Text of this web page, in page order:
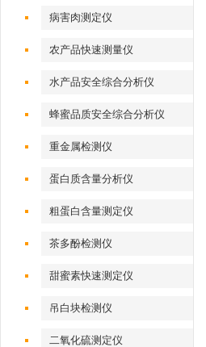
病害肉测定仪
农产品快速测量仪
水产品安全综合分析仪
蜂蜜品质安全综合分析仪
重金属检测仪
蛋白质含量分析仪
粗蛋白含量测定仪
茶多酚检测仪
甜蜜素快速测定仪
吊白块检测仪
二氧化硫测定仪